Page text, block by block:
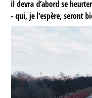
il devra d’abord se
- qui, je l’espère, seront